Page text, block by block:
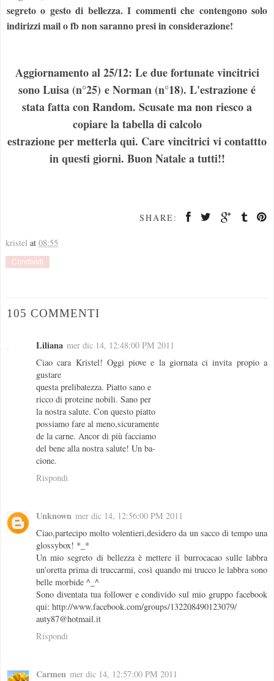
segreto o gesto di bellezza. I commenti che contengono solo
indirizzi mail o fb non saranno presi in considerazione!
Aggiornamento al 25/12: Le due fortunate vincitrici
sono Luisa (n°25) e Norman (n°18). L'estrazione é
stata fatta con Random. Scusate ma non riesco a
copiare la tabella di calcolo
estrazione per metterla qui. Care vincitrici vi contattto
in questi giorni. Buon Natale a tutti!!
SHARE:
kristel at 08:55
Condividi
105 COMMENTI
Liliana mer dic 14, 12:48:00 PM 2011
Ciao cara Kristel! Oggi piove e la giornata ci invita propio a
gustare
questa prelibatezza. Piatto sano e
ricco di proteine nobili. Sano per
la nostra salute. Con questo piatto
possiamo fare al meno,sicuramente
de la carne. Ancor di più facciamo
del bene alla nostra salute! Un ba-
cione.
Rispondi
Unknown mer dic 14, 12:56:00 PM 2011
Ciao,partecipo molto volentieri,desidero da un sacco di tempo una
glossybox! *_*
Un mio segreto di bellezza è mettere il burrocacao sulle labbra
un'oretta prima di truccarmi, così quando mi trucco le labbra sono
belle morbide ^_^
Sono diventata tua follower e condivido sul mio gruppo facebook
qui: http://www.facebook.com/groups/132208490123079/
auty87@hotmail.it
Rispondi
Carmen mer dic 14, 12:57:00 PM 2011